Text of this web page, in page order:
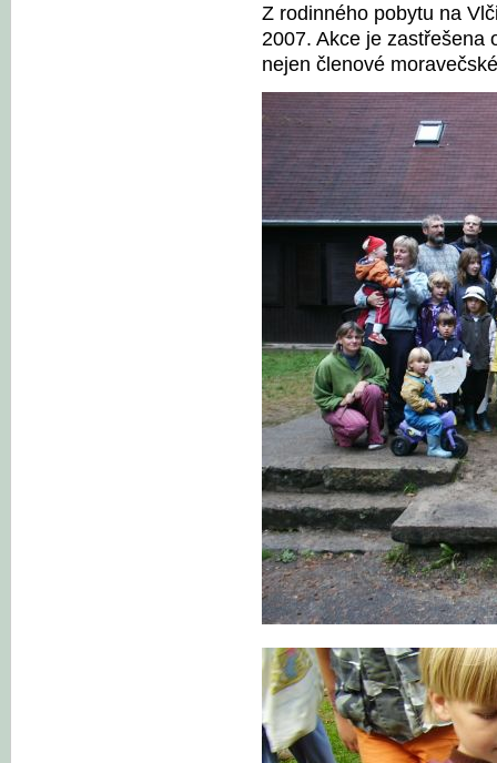
Z rodinného pobytu na
2007. Akce je zastřešena
nejen členové